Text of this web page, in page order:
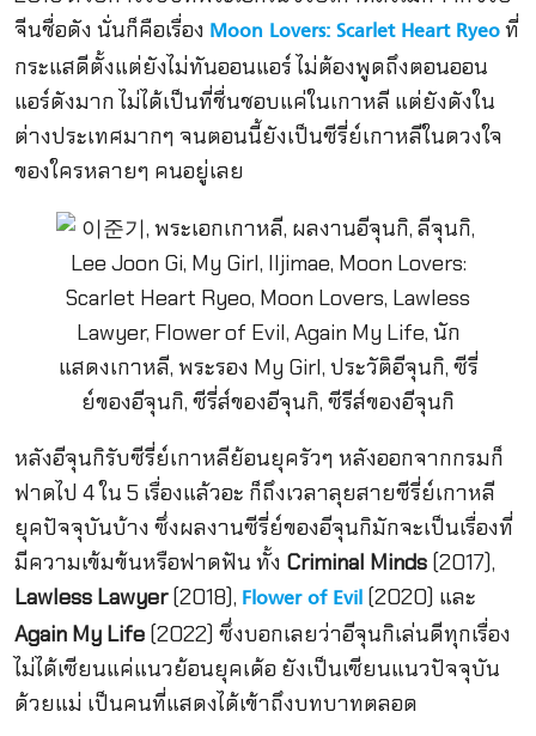
จีนชื่อดัง นั่นก็คือเรื่อง Moon Lovers: Scarlet Heart Ryeoที่
กระแสดีตั้งแต่ยังไม่ทันออนแอร์ ไม่ต้องพูดถึงตอนออน
แอร์ดังมาก ไม่ได้เป็นที่ชื่นชอบแค่ในเกาหลี แต่ยังดังใน
ต่างประเทศมากๆ จนตอนนี้ยังเป็นซีรี่ย์เกาหลีในดวงใจ
ของใครหลายๆ คนอยู่เลย
หลังอีจุนกิรับซีรี่ย์เกาหลีย้อนยุครัวๆ หลังออกจากกรมก็
ฟาดไป 4 ใน 5 เรื่องแล้วอะ ก็ถึงเวลาลุยสายซีรี่ย์เกาหลี
ยุคปัจจุบันบ้าง ซึ่งผลงานซีรี่ย์ของอีจุนกิมักจะเป็นเรื่องที่
มีความเข้มข้นหรือฟาดฟัน ทั้ง Criminal Minds(2017),
Lawless Lawyer(2018), Flower of Evil(2020) และ
Again My Life(2022) ซึ่งบอกเลยว่าอีจุนกิเล่นดีทุกเรื่อง
ไม่ได้เซียนแค่แนวย้อนยุคเด้อ ยังเป็นเซียนแนวปัจจุบัน
ด้วยแม่ เป็นคนที่แสดงได้เข้าถึงบทบาทตลอด